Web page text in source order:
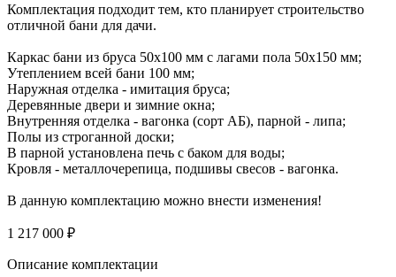
Комплектация подходит тем, кто планирует строительство
отличной бани для дачи.
Каркас бани из бруса 50х100 мм с лагами пола 50х150 мм;
Утеплением всей бани 100 мм;
Наружная отделка - имитация бруса;
Деревянные двери и зимние окна;
Внутренняя отделка - вагонка (сорт АБ), парной - липа;
Полы из строганной доски;
В парной установлена печь с баком для воды;
Кровля - металлочерепица, подшивы свесов - вагонка.
В данную комплектацию можно внести изменения!
1 217 000 ₽
Описание комплектации